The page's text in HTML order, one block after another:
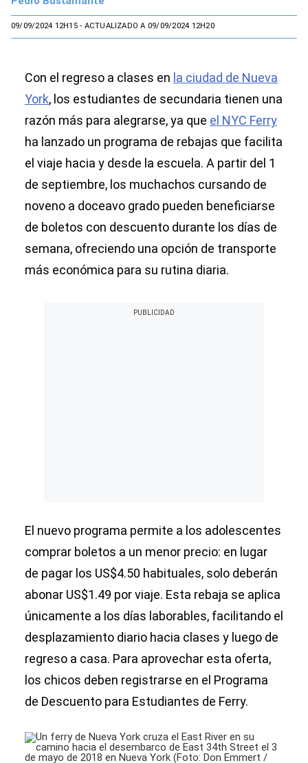
09/09/2024 12H15- ACTUALIZADO A 09/09/2024 12H20
Con el regreso a clases en la ciudad de Nueva
York, los estudiantes de secundaria tienen una
razón más para alegrarse, ya que el NYC Ferry
ha lanzado un programa de rebajas que facilita
el viaje hacia y desde la escuela. A partir del 1
de septiembre, los muchachos cursando de
noveno a doceavo grado pueden beneficiarse
de boletos con descuento durante los días de
semana, ofreciendo una opción de transporte
más económica para su rutina diaria.
El nuevo programa permite a los adolescentes
comprar boletos a un menor precio: en lugar
de pagar los US$4.50 habituales, solo deberán
abonar US$1.49 por viaje. Esta rebaja se aplica
únicamente a los días laborables, facilitando el
desplazamiento diario hacia clases y luego de
regreso a casa. Para aprovechar esta oferta,
los chicos deben registrarse en el Programa
de Descuento para Estudiantes de Ferry.